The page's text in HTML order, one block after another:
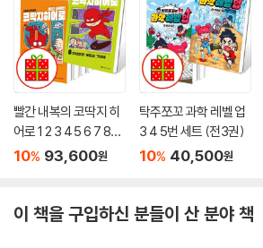
빨간 내복의 코딱지 히
어로 1 2 3 4 5 6 7 8번
세트 (전8권)
10% 93,600원
탁주쪼꼬 과학 레벨 업
3 4 5번 세트 (전3권)
10% 40,500원
이 책을 구입하신 분들이 산 분야 책